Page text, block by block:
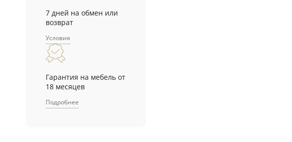
7 дней на обмен или
возврат
Условия
Гарантия на мебель от
18 месяцев
Подробнее